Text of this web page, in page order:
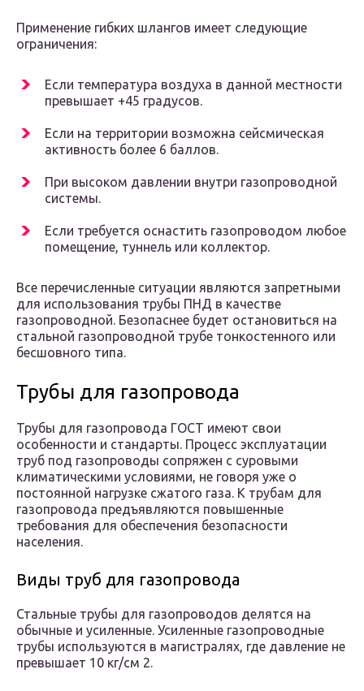
Применение гибких шлангов имеет следующие
ограничения:
Если температура воздуха в данной местности
превышает +45 градусов.
Если на территории возможна сейсмическая
активность более 6 баллов.
При высоком давлении внутри газопроводной
системы.
Если требуется оснастить газопроводом любое
помещение, туннель или коллектор.
Все перечисленные ситуации являются запретными
для использования трубы ПНД в качестве
газопроводной. Безопаснее будет остановиться на
стальной газопроводной трубе тонкостенного или
бесшовного типа.
Трубы для газопровода
Трубы для газопровода ГОСТ имеют свои
особенности и стандарты. Процесс эксплуатации
труб под газопроводы сопряжен с суровыми
климатическими условиями, не говоря уже о
постоянной нагрузке сжатого газа. К трубам для
газопровода предъявляются повышенные
требования для обеспечения безопасности
населения.
Виды труб для газопровода
Стальные трубы для газопроводов делятся на
обычные и усиленные. Усиленные газопроводные
трубы используются в магистралях, где давление не
превышает 10 кг/см 2.